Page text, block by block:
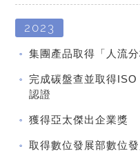
2023
集團產品取得「人流
完成碳盤查並取得
認證
獲得亞太傑出企業獎
取得數位發展部數位